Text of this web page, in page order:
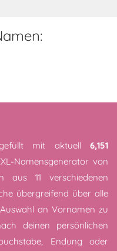
mit aktuell 6,151
Namensgenerator von
aus 11 verschiedenen
übergreifend über alle
an Vornamen zu
deinen persönlichen
Endung oder